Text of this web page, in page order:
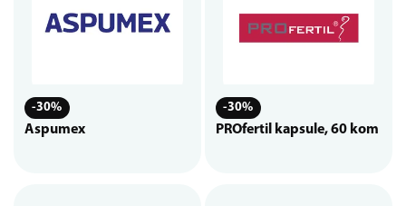
-30%
Aspumex
-30%
PROfertil kapsule, 60 kom